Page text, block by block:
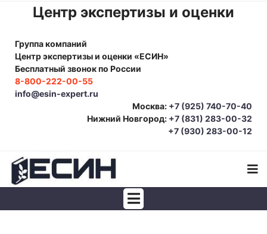
Центр экспертизы и оценки
Группа компаний
Центр экспертизы и оценки «ЕСИН»
Бесплатный звонок по России
8-800-222-00-55
info@esin-expert.ru
Москва: +7 (925) 740-70-40
Нижний Новгород: +7 (831) 283-00-32
+7 (930) 283-00-12